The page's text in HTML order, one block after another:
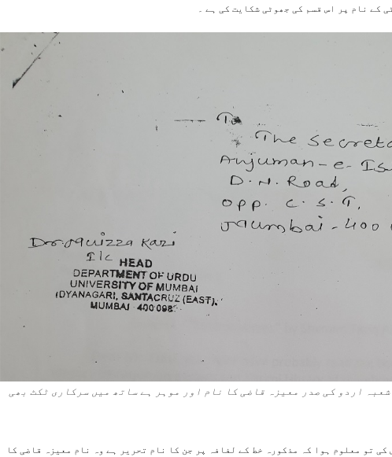
کے نام پر اس قسم کی جھوٹی شکایت کی ہے ۔
اردو کی صدر معیزہ قاضی کا نام اور موہر ہے ساتھ میں سرکاری ٹکٹ بھی
تو معلوم ہوا کہ مذکورہ خط کے لفافہ پر جن کا نام تحریر ہے وہ نام معیزہ قاضی کا